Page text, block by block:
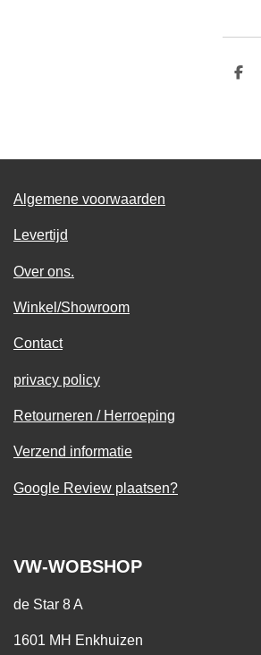
D
Algemene voorwaarden
Levertijd
Over ons.
Winkel/Showroom
Contact
privacy policy
Retourneren / Herroeping
Verzend informatie
Google Review plaatsen?
VW-WOBSHOP
de Star 8 A
1601 MH Enkhuizen